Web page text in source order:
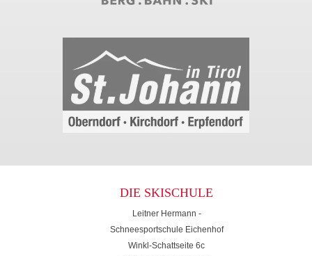
DIE SKISCHULE
Leitner Hermann -
Schneesportschule Eichenhof
Winkl-Schattseite 6c